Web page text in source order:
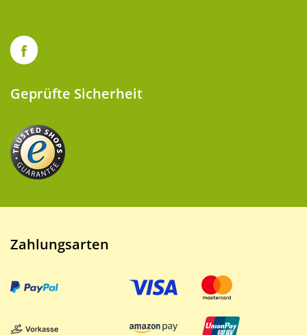
Geprüfte Sicherheit
Zahlungsarten